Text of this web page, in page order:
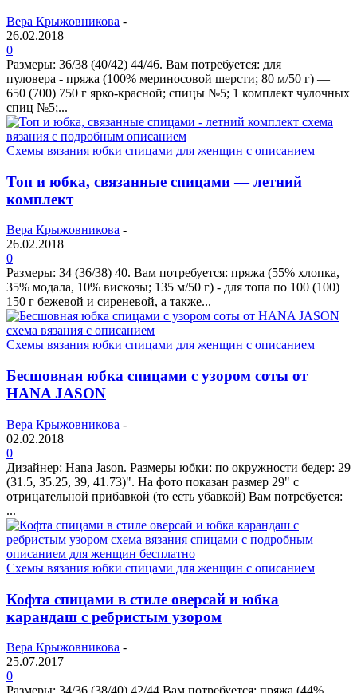
Вера Крыжовникова -
26.02.2018
0
Размеры: 36/38 (40/42) 44/46. Вам потребуется: для
пуловера - пряжа (100% мериносовой шерсти; 80 м/50 г) —
650 (700) 750 г ярко-красной; спицы №5; 1 комплект чулочных
спиц №5;...
Схемы вязания юбки спицами для женщин с описанием
Топ и юбка, связанные спицами — летний
комплект
Вера Крыжовникова -
26.02.2018
0
Размеры: 34 (36/38) 40. Вам потребуется: пряжа (55% хлопка,
35% модала, 10% вискозы; 135 м/50 г) - для топа по 100 (100)
150 г бежевой и сиреневой, а также...
Схемы вязания юбки спицами для женщин с описанием
Бесшовная юбка спицами с узором соты от
HANA JASON
Вера Крыжовникова -
02.02.2018
0
Дизайнер: Hana Jason. Размеры юбки: по окружности бедер: 29
(31.5, 35.25, 39, 41.73)". На фото показан размер 29" с
отрицательной прибавкой (то есть убавкой) Вам потребуется:
...
Схемы вязания юбки спицами для женщин с описанием
Кофта спицами в стиле оверсай и юбка
карандаш с ребристым узором
Вера Крыжовникова -
25.07.2017
0